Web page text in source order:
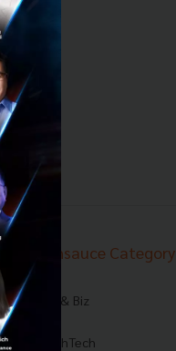
Techsauce Category
News
Tech & Biz
HealthTech